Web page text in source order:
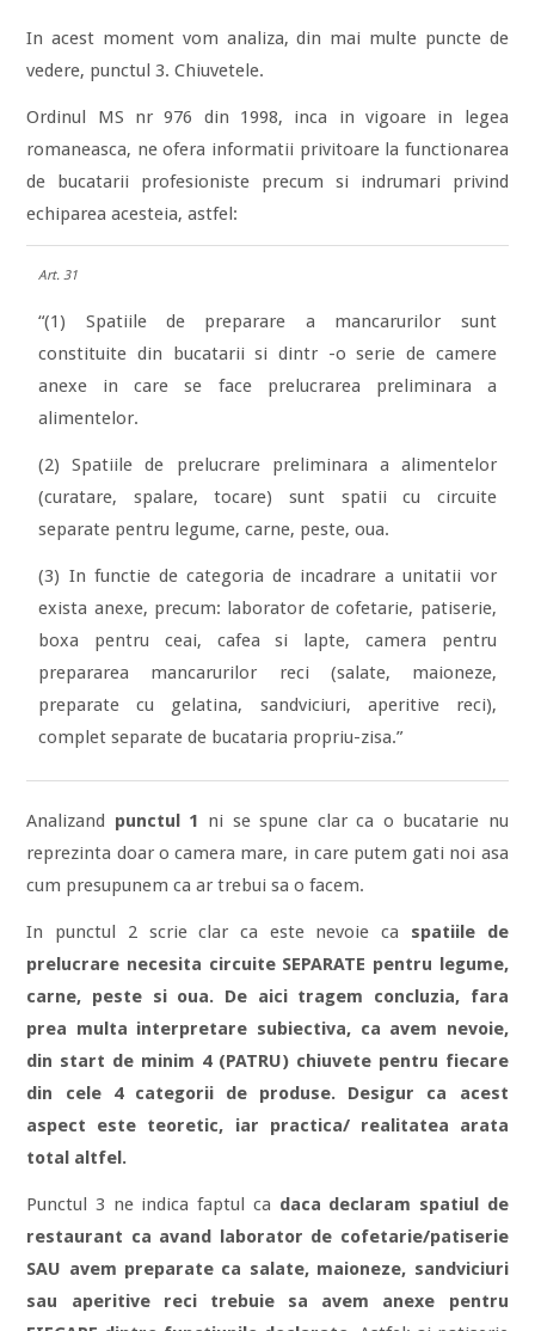
In acest moment vom analiza, din mai multe puncte de
vedere, punctul 3. Chiuvetele.
Ordinul MS nr 976 din 1998, inca in vigoare in legea
romaneasca, ne ofera informatii privitoare la functionarea
de bucatarii profesioniste precum si indrumari privind
echiparea acesteia, astfel:
Art. 31
“(1) Spatiile de preparare a mancarurilor sunt
constituite din bucatarii si dintr -o serie de camere
anexe in care se face prelucrarea preliminara a
alimentelor.
(2) Spatiile de prelucrare preliminara a alimentelor
(curatare, spalare, tocare) sunt spatii cu circuite
separate pentru legume, carne, peste, oua.
(3) In functie de categoria de incadrare a unitatii vor
exista anexe, precum: laborator de cofetarie, patiserie,
boxa pentru ceai, cafea si lapte, camera pentru
prepararea mancarurilor reci (salate, maioneze,
preparate cu gelatina, sandviciuri, aperitive reci),
complet separate de bucataria propriu-zisa.”
Analizand punctul 1 ni se spune clar ca o bucatarie nu
reprezinta doar o camera mare, in care putem gati noi asa
cum presupunem ca ar trebui sa o facem.
In punctul 2 scrie clar ca este nevoie ca spatiile de
prelucrare necesita circuite SEPARATE pentru legume,
carne, peste si oua. De aici tragem concluzia, fara
prea multa interpretare subiectiva, ca avem nevoie,
din start de minim 4 (PATRU) chiuvete pentru fiecare
din cele 4 categorii de produse. Desigur ca acest
aspect este teoretic, iar practica/ realitatea arata
total altfel.
Punctul 3 ne indica faptul ca daca declaram spatiul de
restaurant ca avand laborator de cofetarie/patiserie
SAU avem preparate ca salate, maioneze, sandviciuri
sau aperitive reci trebuie sa avem anexe pentru